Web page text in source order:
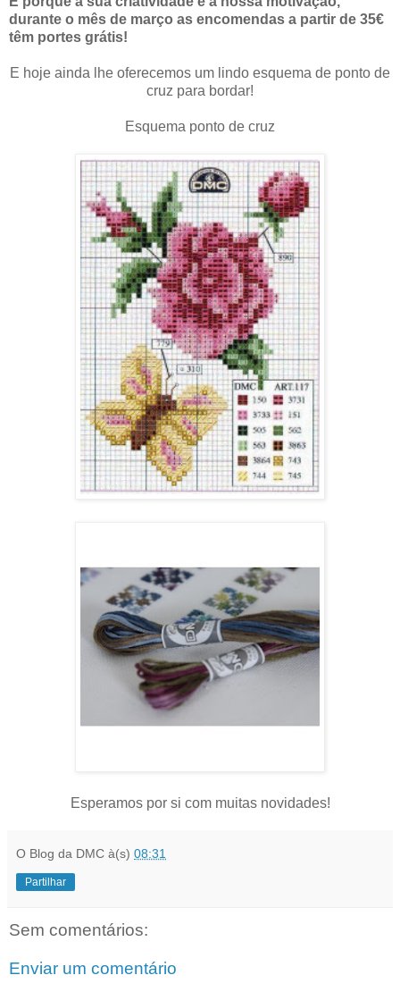
durante o mês de março as encomendas a partir de 35€
têm portes grátis!
E hoje ainda lhe oferecemos um lindo esquema de ponto de
cruz para bordar!
Esquema ponto de cruz
Esperamos por si com muitas novidades!
O Blog da DMC à(s) 08:31
Partilhar
Sem comentários:
Enviar um comentário